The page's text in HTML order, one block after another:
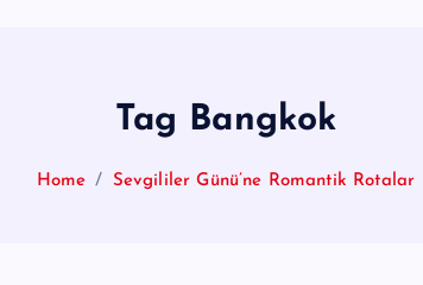
Tag Bangkok
Home Sevgililer Günü’ne Romantik Rotalar